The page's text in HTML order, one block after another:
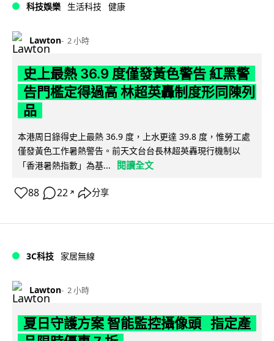
科技娛樂 生活科技 健康
Lawton 2 小時
史上最熱 36.9 度僅發黃色警告 紅黑警
告門檻定得過高 林超英轟制度形同陳列
品
本港周日錄得史上最熱 36.9 度，上水更達 39.8 度，惟勞工處
僅發黃色工作暑熱警告。前天文台台長林超英轟現行機制以
「香港暑熱指數」為基...
閱讀全文
88 22 ↗ 分享
3C科技 家居無線
Lawton 2 小時
夏日守護方案 智能監控攝像頭 指定產